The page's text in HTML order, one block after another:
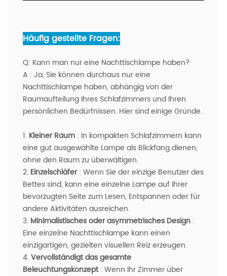
Häufig gestellte Fragen:
Q: Kann man nur eine Nachttischlampe haben?
A : Ja, Sie können durchaus nur eine
Nachttischlampe haben, abhängig von der
Raumaufteilung Ihres Schlafzimmers und Ihren
persönlichen Bedürfnissen. Hier sind einige Gründe.
1. Kleiner Raum : In kompakten Schlafzimmern kann
eine gut ausgewählte Lampe als Blickfang dienen,
ohne den Raum zu überwältigen.
2. Einzelschläfer: Wenn Sie der einzige Benutzer des
Bettes sind, kann eine einzelne Lampe auf Ihrer
bevorzugten Seite zum Lesen, Entspannen oder für
andere Aktivitäten ausreichen.
3. Minimalistisches oder asymmetrisches Design :
Eine einzelne Nachttischlampe kann einen
einzigartigen, gezielten visuellen Reiz erzeugen.
4.Vervollständigt das gesamte
Beleuchtungskonzept: Wenn Ihr Zimmer über